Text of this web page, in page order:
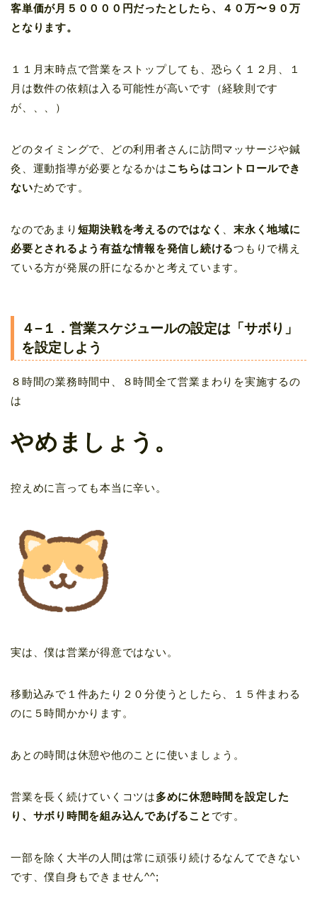
客単価が月５００００円だったとしたら、４０万〜９０万
となります。
１１月末時点で営業をストップしても、恐らく１２月、１
月は数件の依頼は入る可能性が高いです（経験則です
が、、、）
どのタイミングで、どの利用者さんに訪問マッサージや鍼
灸、運動指導が必要となるかはこちらはコントロールでき
ないためです。
なのであまり 短期決戦を考えるのではなく 、末永く地域に
必要とされるよう有益な情報を発信し続けるつもりで構え
ている方が発展の肝になるかと考えています。
４−１．営業スケジュールの設定は「サボり」
を設定しよう
８時間の業務時間中、８時間全て営業まわりを実施するの
は
やめましょう。
控えめに言っても本当に辛い。
実は、僕は営業が得意ではない。
移動込みで１件あたり２０分使うとしたら、１５件まわる
のに５時間かかります。
あとの時間は休憩や他のことに使いましょう。
営業を長く続けていくコツは多めに休憩時間を設定した
り、サボり時間を組み込んであげること です。
一部を除く大半の人間は常に頑張り続けるなんてできない
です、僕自身もできません^^;